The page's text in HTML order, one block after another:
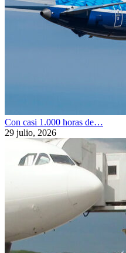
Con casi 1.000 horas de…
29 julio, 2026